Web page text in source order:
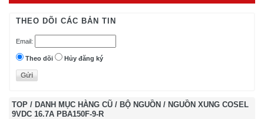
THEO DÕI CÁC BẢN TIN
Email:
Theo dõi Hủy đăng ký
TOP / DANH MỤC HÀNG CŨ / BỘ NGUỒN / NGUỒN XUNG COSEL
9VDC 16.7A PBA150F-9-R